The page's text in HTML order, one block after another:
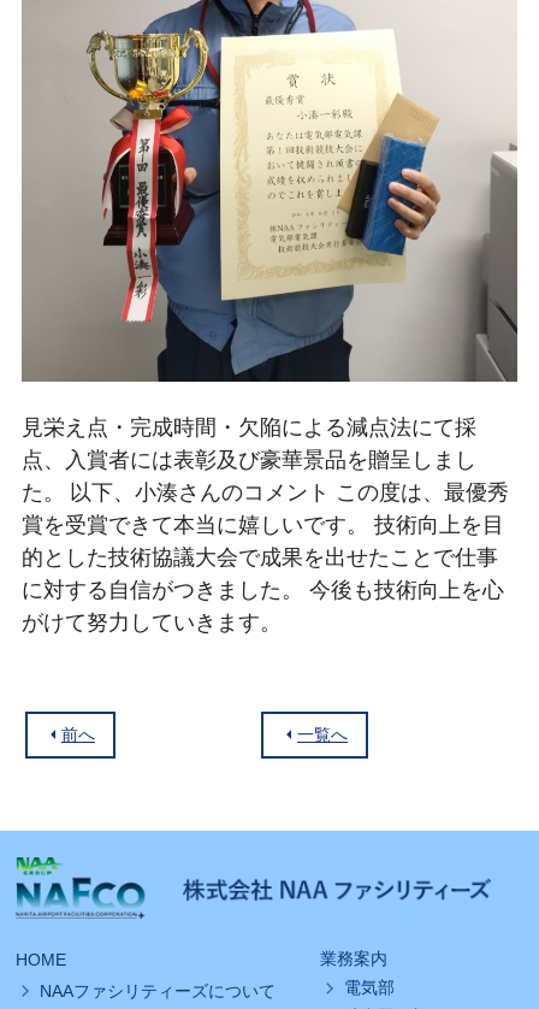
見栄え点・完成時間・欠陥による減点法にて採
点、入賞者には表彰及び豪華景品を贈呈しまし
た。
以下、小湊さんのコメント この度は、最優秀
賞を受賞できて本当に嬉しいです。 技術向上を目
的とした技術協議大会で成果を出せたことで仕事
に対する自信がつきました。 今後も技術向上を心
がけて努力していきます。
前へ 一覧へ
HOME
NAAファシリティーズについて
業務案内
電気部